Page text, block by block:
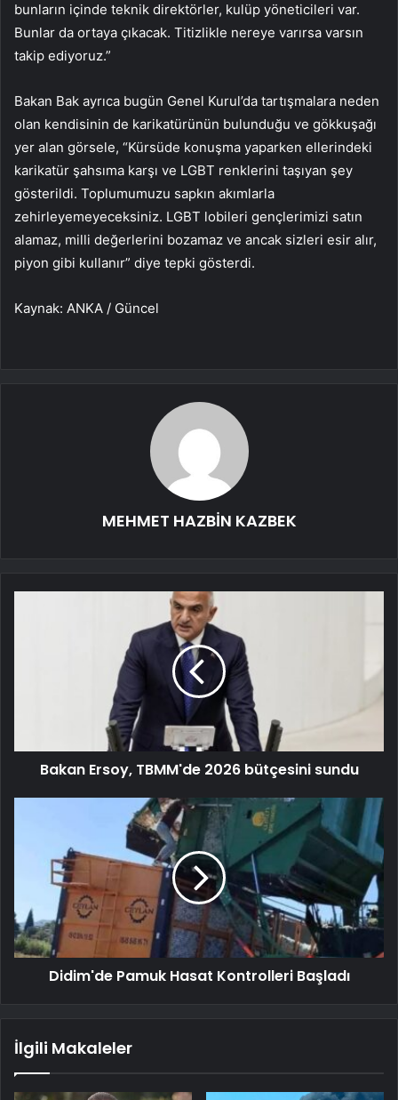
bunların içinde teknik direktörler, kulüp yöneticileri var.
Bunlar da ortaya çıkacak. Titizlikle nereye varırsa varsın
takip ediyoruz.”
Bakan Bak ayrıca bugün Genel Kurul’da tartışmalara neden
olan kendisinin de karikatürünün bulunduğu ve gökkuşağı
yer alan görsele, “Kürsüde konuşma yaparken ellerindeki
karikatür şahsıma karşı ve LGBT renklerini taşıyan şey
gösterildi. Toplumumuzu sapkın akımlarla
zehirleyemeyeceksiniz. LGBT lobileri gençlerimizi satın
alamaz, milli değerlerini bozamaz ve ancak sizleri esir alır,
piyon gibi kullanır” diye tepki gösterdi.
Kaynak: ANKA / Güncel
MEHMET HAZBİN KAZBEK
Bakan Ersoy, TBMM'de 2026 bütçesini sundu
Didim'de Pamuk Hasat Kontrolleri Başladı
İlgili Makaleler